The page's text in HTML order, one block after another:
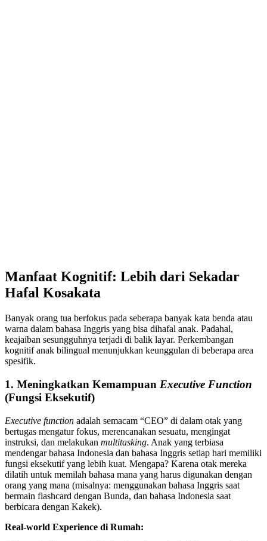
Manfaat Kognitif: Lebih dari Sekadar
Hafal Kosakata
Banyak orang tua berfokus pada seberapa banyak kata benda atau
warna dalam bahasa Inggris yang bisa dihafal anak. Padahal,
keajaiban sesungguhnya terjadi di balik layar. Perkembangan
kognitif anak bilingual menunjukkan keunggulan di beberapa area
spesifik.
1. Meningkatkan Kemampuan Executive Function
(Fungsi Eksekutif)
Executive function adalah semacam “CEO” di dalam otak yang
bertugas mengatur fokus, merencanakan sesuatu, mengingat
instruksi, dan melakukan multitasking. Anak yang terbiasa
mendengar bahasa Indonesia dan bahasa Inggris setiap hari memiliki
fungsi eksekutif yang lebih kuat. Mengapa? Karena otak mereka
dilatih untuk memilah bahasa mana yang harus digunakan dengan
orang yang mana (misalnya: menggunakan bahasa Inggris saat
bermain flashcard dengan Bunda, dan bahasa Indonesia saat
berbicara dengan Kakek).
Real-world Experience di Rumah: